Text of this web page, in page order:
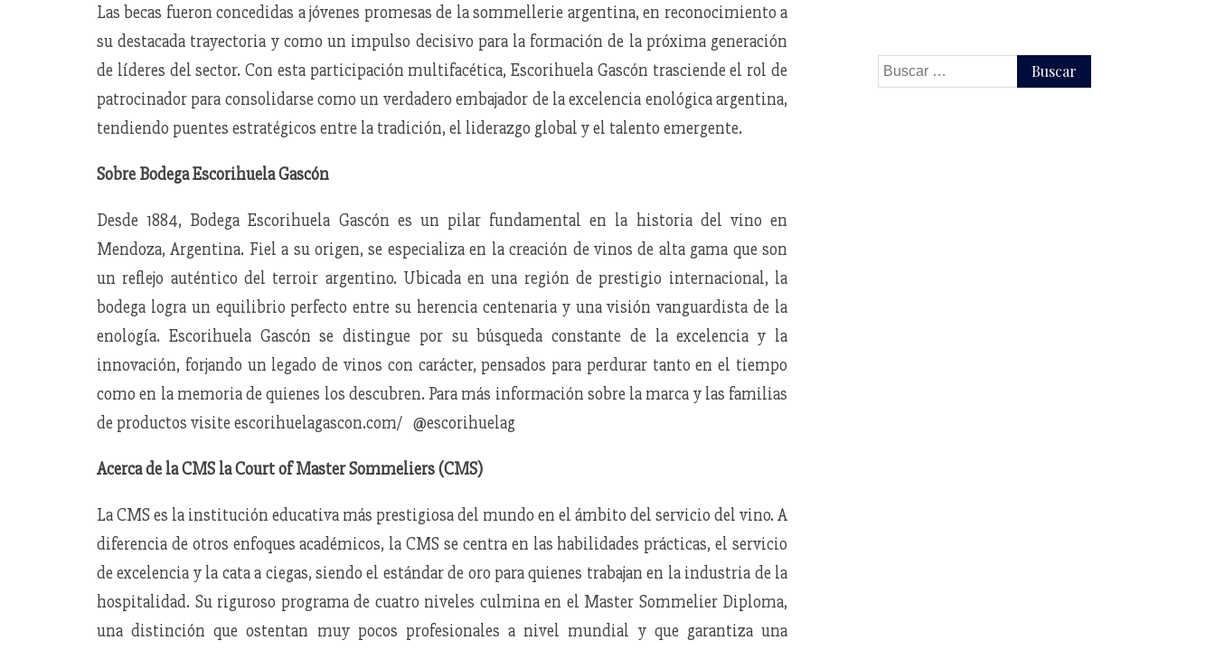
Las becas fueron concedidas a jóvenes promesas de la sommellerie argentina, en reconocimiento a
su destacada trayectoria y como un impulso decisivo para la formación de la próxima generación
de líderes del sector. Con esta participación multifacética, Escorihuela Gascón trasciende el rol de
patrocinador para consolidarse como un verdadero embajador de la excelencia enológica argentina,
tendiendo puentes estratégicos entre la tradición, el liderazgo global y el talento emergente.
Sobre Bodega Escorihuela Gascón
Desde 1884, Bodega Escorihuela Gascón es un pilar fundamental en la historia del vino en
Mendoza, Argentina. Fiel a su origen, se especializa en la creación de vinos de alta gama que son
un reflejo auténtico del terroir argentino. Ubicada en una región de prestigio internacional, la
bodega logra un equilibrio perfecto entre su herencia centenaria y una visión vanguardista de la
enología. Escorihuela Gascón se distingue por su búsqueda constante de la excelencia y la
innovación, forjando un legado de vinos con carácter, pensados para perdurar tanto en el tiempo
como en la memoria de quienes los descubren. Para más información sobre la marca y las familias
de productos visite escorihuelagascon.com/ @escorihuelag
Acerca de la CMS la Court of Master Sommeliers (CMS)
La CMS es la institución educativa más prestigiosa del mundo en el ámbito del servicio del vino. A
diferencia de otros enfoques académicos, la CMS se centra en las habilidades prácticas, el servicio
de excelencia y la cata a ciegas, siendo el estándar de oro para quienes trabajan en la industria de la
hospitalidad. Su riguroso programa de cuatro niveles culmina en el Master Sommelier Diploma,
una distinción que ostentan muy pocos profesionales a nivel mundial y que garantiza una
Buscar: